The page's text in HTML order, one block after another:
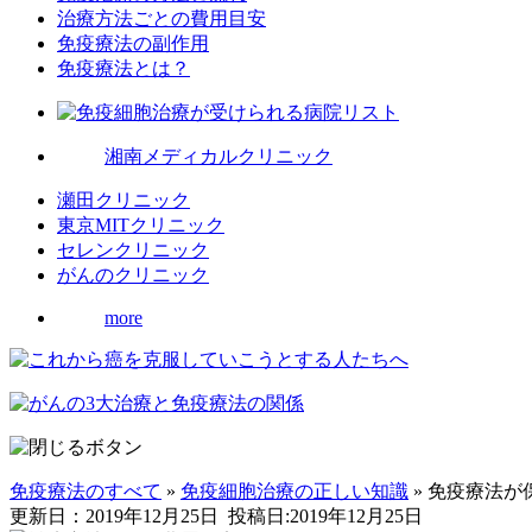
治療方法ごとの費用目安
免疫療法の副作用
免疫療法とは？
湘南メディカルクリニック
瀬田クリニック
東京MITクリニック
セレンクリニック
がんのクリニック
more
免疫療法のすべて » 免疫細胞治療の正しい知識 » 免疫療法が
更新日：2019年12月25日
投稿日:2019年12月25日